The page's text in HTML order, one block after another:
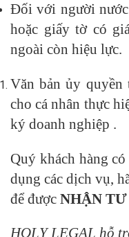
Đối với người nước
hoặc giấy tờ có
ngoài còn hiệu lực.
Văn bản ủy quyền
cho cá nhân thực
ký doanh nghiệp .
Quý khách hàng
dụng các dịch vụ,
để được NHẬN
HOLY LEGAL hỗ